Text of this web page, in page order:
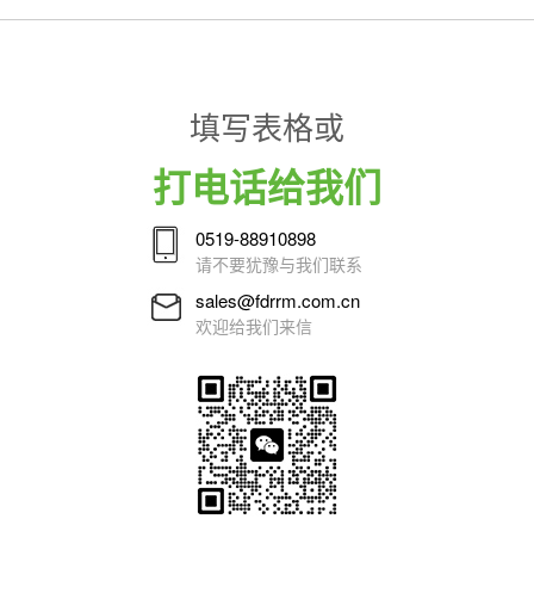
填写表格或
打电话给我们
0519-88910898
请不要犹豫与我们联系
sales@fdrrm.com.cn
欢迎给我们来信